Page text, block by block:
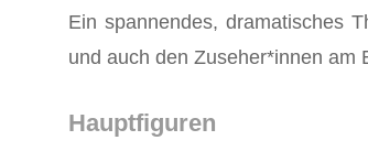
Ein spannendes, dramatisches
und auch den Zuseher*innen am
Hauptfiguren